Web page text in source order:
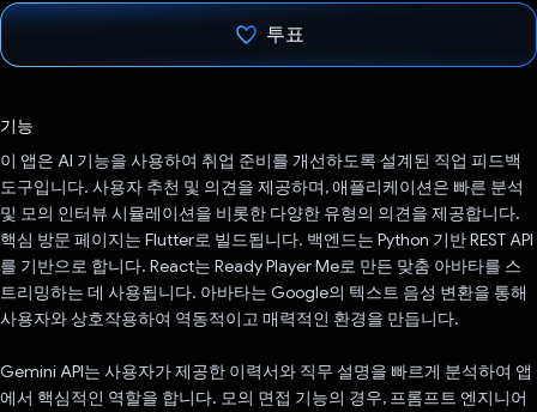
투표
기능
이 앱은 AI 기능을 사용하여 취업 준비를 개선하도록 설계된 직업 피드백
도구입니다. 사용자 추천 및 의견을 제공하며, 애플리케이션은 빠른 분석
및 모의 인터뷰 시뮬레이션을 비롯한 다양한 유형의 의견을 제공합니다.
핵심 방문 페이지는 Flutter로 빌드됩니다. 백엔드는 Python 기반 REST API
를 기반으로 합니다. React는 Ready Player Me로 만든 맞춤 아바타를 스
트리밍하는 데 사용됩니다. 아바타는 Google의 텍스트 음성 변환을 통해
사용자와 상호작용하여 역동적이고 매력적인 환경을 만듭니다.
Gemini API는 사용자가 제공한 이력서와 직무 설명을 빠르게 분석하여 앱
에서 핵심적인 역할을 합니다. 모의 면접 기능의 경우, 프롬프트 엔지니어